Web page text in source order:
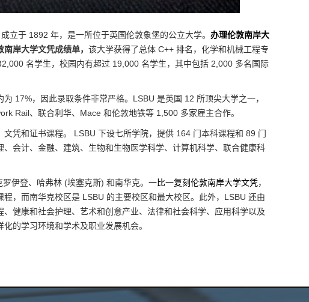
立于 1892 年，是一所位于英国伦敦象堡的公立大学。 办理伦敦南岸大
岸大学文凭成绩单， 该大学获得了总体 C++ 排名，化学和机械工程专
名学生，校园内有超过 19,000 名学生，其中包括 2,000 多名国际
17%，因此录取条件非常严格。LSBU 是英国 12 所顶尖大学之一，
Rail、联合利华、Mace 和伦敦地铁等 1,500 多家雇主合作。
凭和证书课程。 LSBU 下设七所学院，提供 164 门本科课程和 89 门
会计、金融、建筑、生物和生物医学科学、计算机科学、联合健康科
伊登、哈弗林 (埃塞克斯) 和南华克。 一比一复刻伦敦南岸大学文凭，
，而南华克校区是 LSBU 的主要校区和最大校区。此外，LSBU 还由
健康和社会护理、艺术和创意产业、法律和社会科学、应用科学以及
的学习环境和学术及职业发展机会。